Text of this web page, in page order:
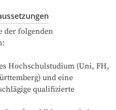
der folgenden
Hochschulstudium (Uni, FH,
und eine
qualifizierte